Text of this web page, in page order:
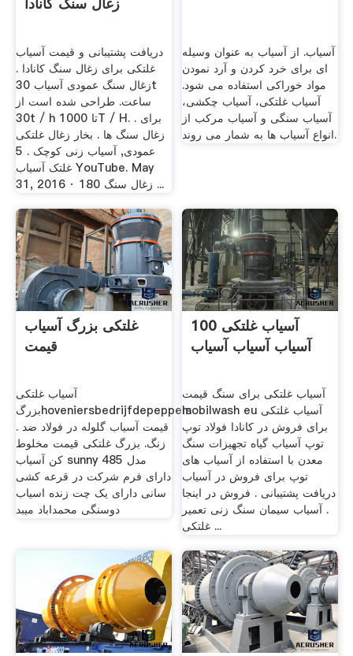
دریافت پشتیبانی و قیمت آسیاب
غلتکی برای زغال سنگ کانادا .
زغال سنگ عمودی آسیاب 30t
ساعت. طراحی شده است از
30t / h تا 1000T / H. برای .
زغال سنگ ها . بخار زغال غلتکی
عمودی, آسیاب زنی کوچک . ‫5
غلتک آسیاب‬‎ YouTube. May
31, 2016 · 180 زغال سنگ ...
آسیاب. از آسیاب به عنوان وسیله
ای برای خرد کردن و آرد نمودن
مواد خوراکی استفاده می شود.
آسیاب غلتکی، آسیاب چکشی،
آسیاب سنگی و آسیاب مرکب از
انواع آسیاب ها به شمار می روند.
غلتکی بزرگ آسیاب
قیمت
آسیاب غلتکی
بزرگhoveniersbedrijfdepeppels
. قیمت آسیاب گلوله در فولاد ضد
زنگ. بزرگ غلتکی قیمت مخلوط
کن آسیاب sunny مدل 485
دارای فرم شرکت در قرعه کشی
سانی دارای یک چت زنده اسیاب
دوسنگی محمداباد میبد
آسیاب غلتکی 100
آسیاب آسیاب آسیاب
آسیاب غلتکی برای سنگ قیمت
mobilwash eu آسیاب غلتکی
برای فروش در کانادا فولاد توپ
توپ آسیاب گیاه تجهیزات سنگ
معدن با استفاده از آسیاب های
توپ برای فروش در آسیاب
دریافت پشتیبانی . فروش در اینجا
. آسیاب سیمان سنگ زنی تعمیر
غلتکی ...